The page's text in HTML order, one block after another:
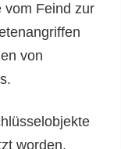
vom Feind zur
von
worden.